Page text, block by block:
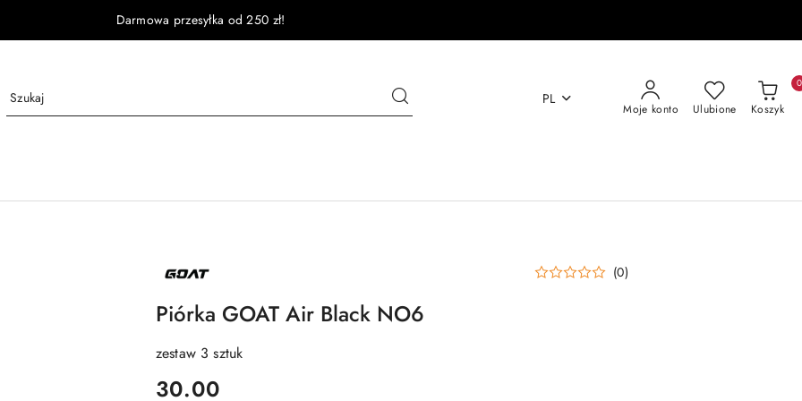
Darmowa przesyłka od 250 zł!
PL
Moje konto Ulubione Koszyk
0
NAZWA
PRODUCENTA: (0)
Piórka GOAT Air Black NO6
zestaw 3 sztuk
cena:
30.00